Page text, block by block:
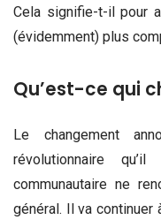
Cela signifie-t-il pour
(évidemment) plus
Qu’est-ce qui
Le changement
révolutionnaire
communautaire ne
général. Il va continuer